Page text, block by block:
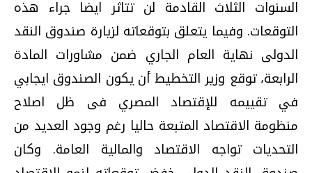
السنوات الثلاث القادمة لن تتاثر ايضا جراء هذه
التوقعات. وفيما يتعلق بتوقعاته لزيارة صندوق النقد
الدولى نهاية العام الجاري ضمن مشاورات المادة
الرابعة، توقع وزير التخطيط أن يكون الصندوق ايجابي
في تقييمه للإقتصاد المصري فى ظل اصلاح
منظومة الاقتصاد المتبعة حاليا رغم وجود العديد من
التحديات تواجه الاقتصاد والمالية العامة. وكان